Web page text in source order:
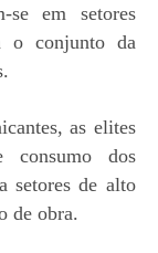
se em setores
o conjunto da
as elites
consumo dos
setores de alto
de obra.